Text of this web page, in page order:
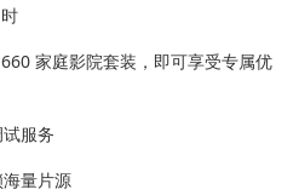
家庭影院套装，即可享受专属优
服务
量片源